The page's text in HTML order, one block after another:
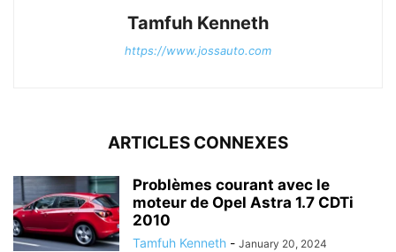
Tamfuh Kenneth
https://www.jossauto.com
ARTICLES CONNEXES
Problèmes courant avec le
moteur de Opel Astra 1.7 CDTi
2010
Tamfuh Kenneth - January 20, 2024